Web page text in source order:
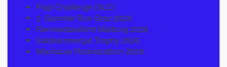
Pogi Challenge (SLO)
2. Summer Run Graz 2026
Rennradausfahrt Marburg 2026
Salzkammergut Trophy 2026
Wachauer Radmarathon 2026